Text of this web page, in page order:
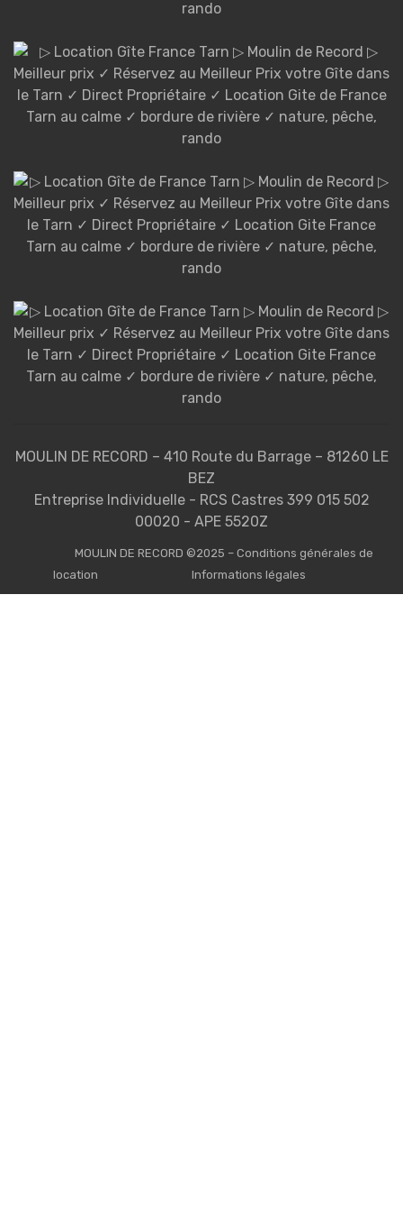
MOULIN DE RECORD – 410 Route du Barrage – 81260 LE
BEZ
Entreprise Individuelle - RCS Castres 399 015 502
00020 - APE 5520Z
MOULIN DE RECORD ©2025 – Conditions générales de
location
Informations légales